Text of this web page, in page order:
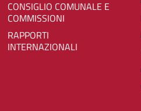
CONSIGLIO COMUNALE E
COMMISSIONI
RAPPORTI
INTERNAZIONALI